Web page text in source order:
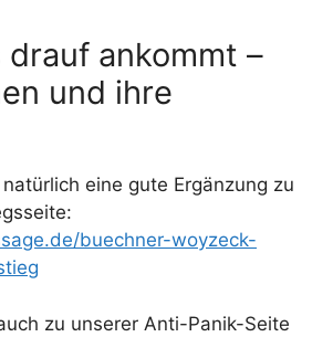
drauf ankommt –
und ihre
eine gute Ergänzung zu
buechner-woyzeck-
zu unserer Anti-Panik-Seite